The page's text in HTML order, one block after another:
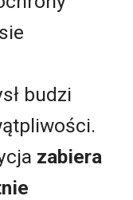
budzi
zabiera